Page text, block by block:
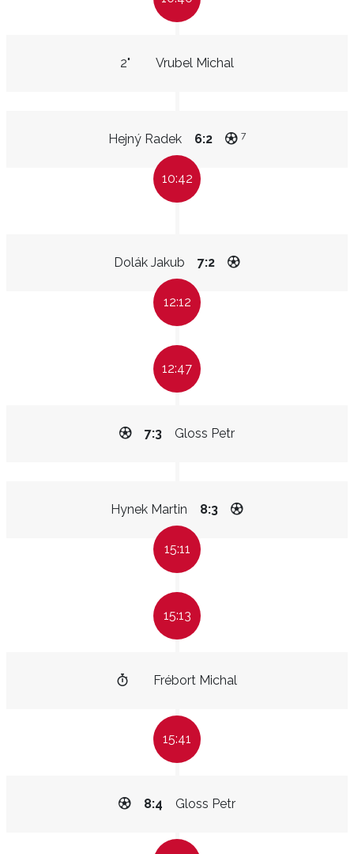
Vrubel Michal
2"
Hejný Radek 6:2 7
10:42
Dolák Jakub 7:2
12:12
12:47
Gloss Petr
7:3
Hynek Martin 8:3
15:11
15:13
Frébort Michal
15:41
Gloss Petr
8:4